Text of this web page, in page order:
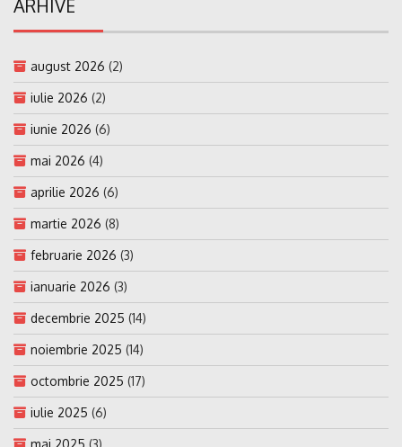
ARHIVE
august 2026 (2)
iulie 2026 (2)
iunie 2026 (6)
mai 2026 (4)
aprilie 2026 (6)
martie 2026 (8)
februarie 2026 (3)
ianuarie 2026 (3)
decembrie 2025 (14)
noiembrie 2025 (14)
octombrie 2025 (17)
iulie 2025 (6)
mai 2025 (3)